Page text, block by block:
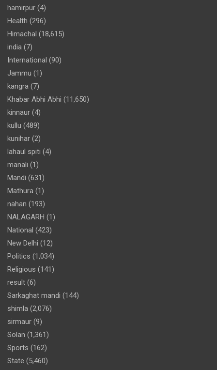
hamirpur (4)
Health (296)
Himachal (18,615)
india (7)
International (90)
Jammu (1)
kangra (7)
Khabar Abhi Abhi (11,650)
kinnaur (4)
kullu (489)
kunihar (2)
lahaul spiti (4)
manali (1)
Mandi (631)
Mathura (1)
nahan (193)
NALAGARH (1)
National (423)
New Delhi (12)
Politics (1,034)
Religious (141)
result (6)
Sarkaghat mandi (144)
shimla (2,076)
sirmaur (9)
Solan (1,361)
Sports (162)
State (5,460)